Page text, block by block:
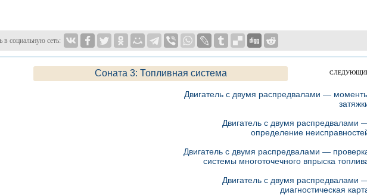
в социальную сеть:
Соната 3: Топливная система
Двигатель с двумя распредвалами —
Двигатель с двумя распредвалами
определение
Двигатель с двумя распредвалами —
системы многоточечного впрыска
Двигатель с двумя распредвалами
диагностическая